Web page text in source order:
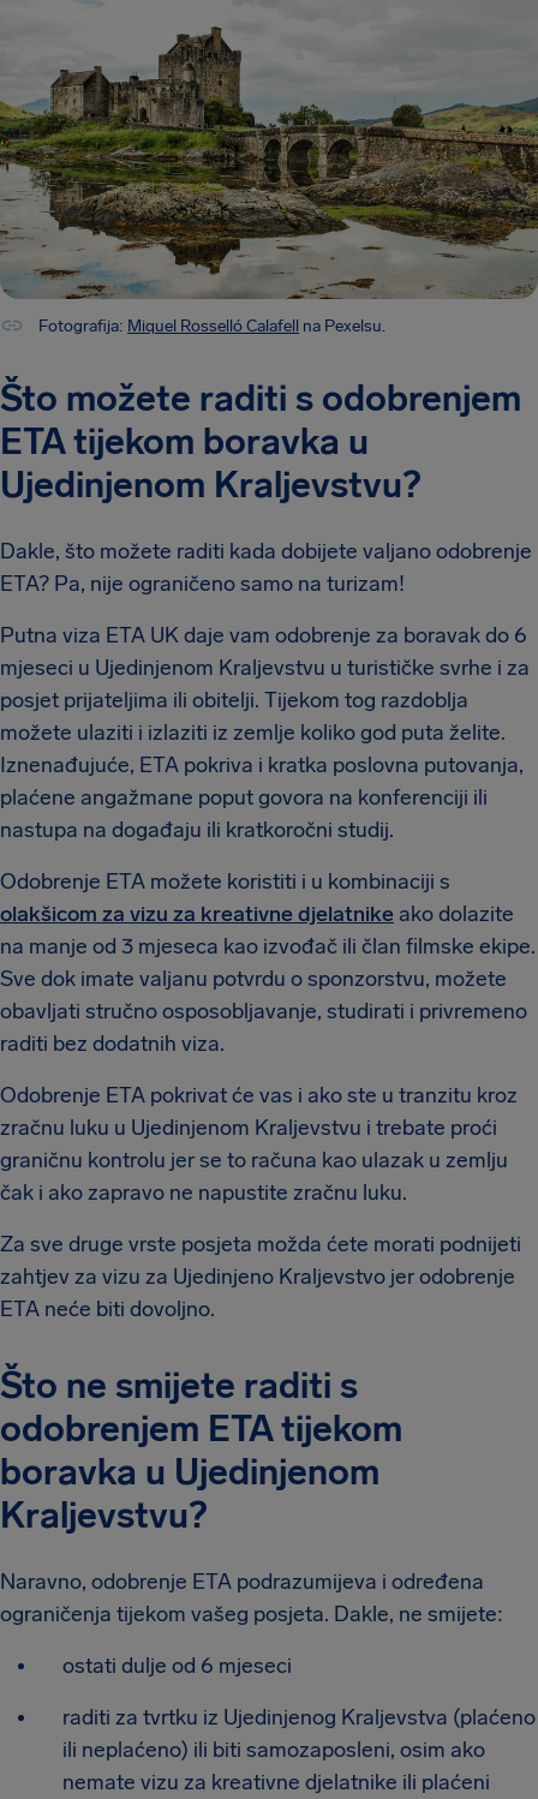
Fotografija: Miquel Rosselló Calafell na Pexelsu.
Što možete raditi s odobrenjem
ETA tijekom boravka u
Ujedinjenom Kraljevstvu?
Dakle, što možete raditi kada dobijete valjano odobrenje
ETA? Pa, nije ograničeno samo na turizam!
Putna viza ETA UK daje vam odobrenje za boravak do 6
mjeseci u Ujedinjenom Kraljevstvu u turističke svrhe i za
posjet prijateljima ili obitelji. Tijekom tog razdoblja
možete ulaziti i izlaziti iz zemlje koliko god puta želite.
Iznenađujuće, ETA pokriva i kratka poslovna putovanja,
plaćene angažmane poput govora na konferenciji ili
nastupa na događaju ili kratkoročni studij.
Odobrenje ETA možete koristiti i u kombinaciji s
olakšicom za vizu za kreativne djelatnike ako dolazite
na manje od 3 mjeseca kao izvođač ili član filmske ekipe.
Sve dok imate valjanu potvrdu o sponzorstvu, možete
obavljati stručno osposobljavanje, studirati i privremeno
raditi bez dodatnih viza.
Odobrenje ETA pokrivat će vas i ako ste u tranzitu kroz
zračnu luku u Ujedinjenom Kraljevstvu i trebate proći
graničnu kontrolu jer se to računa kao ulazak u zemlju
čak i ako zapravo ne napustite zračnu luku.
Za sve druge vrste posjeta možda ćete morati podnijeti
zahtjev za vizu za Ujedinjeno Kraljevstvo jer odobrenje
ETA neće biti dovoljno.
Što ne smijete raditi s
odobrenjem ETA tijekom
boravka u Ujedinjenom
Kraljevstvu?
Naravno, odobrenje ETA podrazumijeva i određena
ograničenja tijekom vašeg posjeta. Dakle, ne smijete:
ostati dulje od 6 mjeseci
raditi za tvrtku iz Ujedinjenog Kraljevstva (plaćeno
ili neplaćeno) ili biti samozaposleni, osim ako
nemate vizu za kreativne djelatnike ili plaćeni